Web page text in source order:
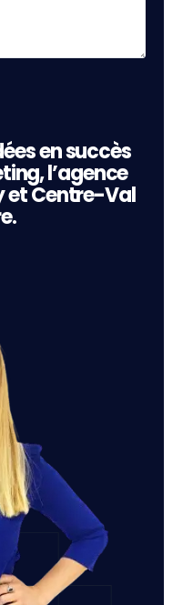
en succès
l’agence
et Centre-Val